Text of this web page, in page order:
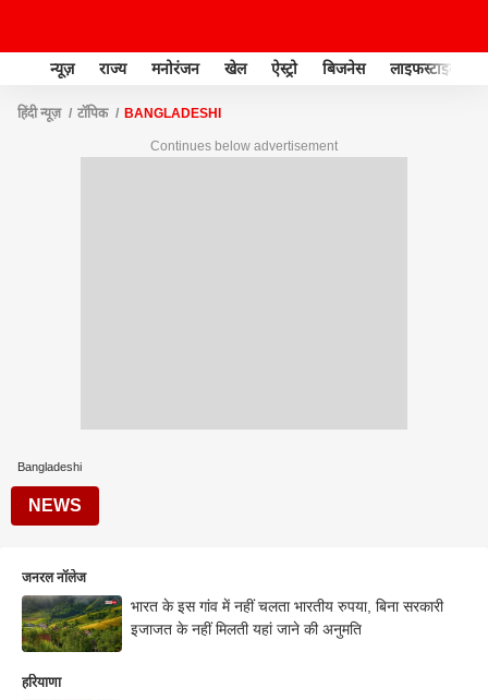
न्यूज़ राज्य मनोरंजन खेल ऐस्ट्रो बिजनेस लाइफस्टाइल
हिंदी न्यूज़ टॉपिक BANGLADESHI
Continues below advertisement
Bangladeshi
NEWS
जनरल नॉलेज
भारत के इस गांव में नहीं चलता भारतीय रुपया, बिना सरकारी
इजाजत के नहीं मिलती यहां जाने की अनुमति
हरियाणा